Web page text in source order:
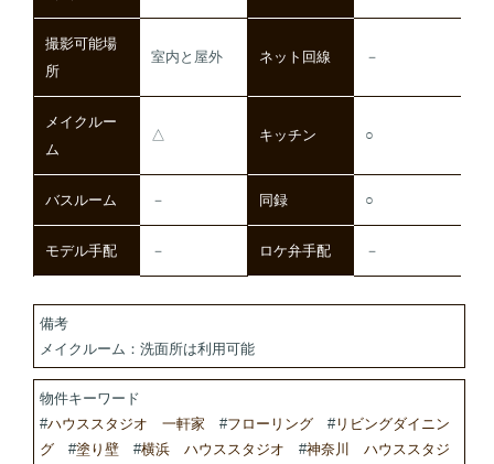
撮影可能場
所
室内と屋外 ネット回線 －
メイクルー
ム
△ キッチン ○
バスルーム － 同録 ○
モデル手配 － ロケ弁手配 －
備考
メイクルーム：洗面所は利用可能
物件キーワード
#ハウススタジオ 一軒家 #フローリング #リビングダイニン
グ #塗り壁 #横浜 ハウススタジオ #神奈川 ハウススタジ